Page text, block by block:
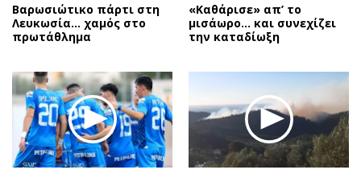
Βαρωσιώτικο πάρτι στη
Λευκωσία… χαμός στο
πρωτάθλημα
«Καθάρισε» απ’ το
μισάωρο… και συνεχίζει
την καταδίωξη